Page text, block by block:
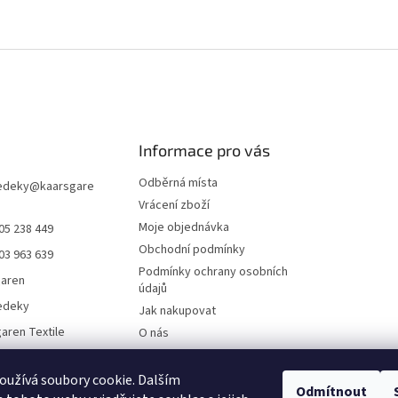
soubory cookie. Dalším
Odmítnout
@kaarsgare
238 449
963 639
Textile
Informace pro vás
Odběrná místa
Vrácení zboží
Moje objednávka
Obchodní podmínky
Podmínky ochrany osobních
údajů
Jak nakupovat
O nás
On-line platby